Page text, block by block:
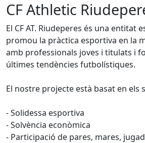
CF Athletic
El CF AT. Riudeperes és una entitat
promou la pràctica esportiva en la
amb professionals joves i titulats i
últimes tendències futbolístiques.
El nostre projecte està basat en els
- Solidessa esportiva
- Solvència econòmica
- Participació de pares, mares,